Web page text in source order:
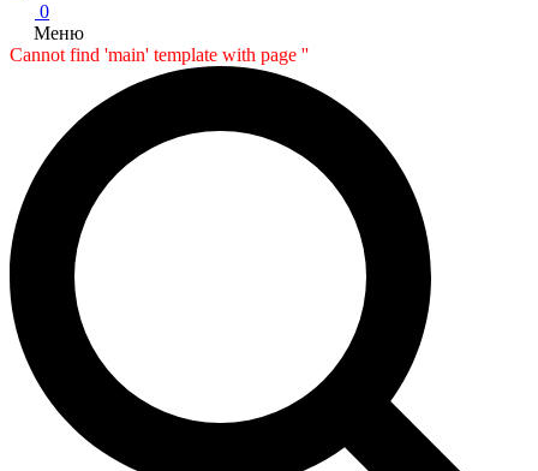
0
Меню
Cannot find 'main' template with page ''